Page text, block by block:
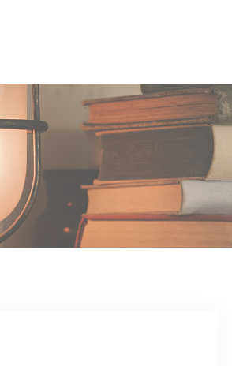
rio〉
〉